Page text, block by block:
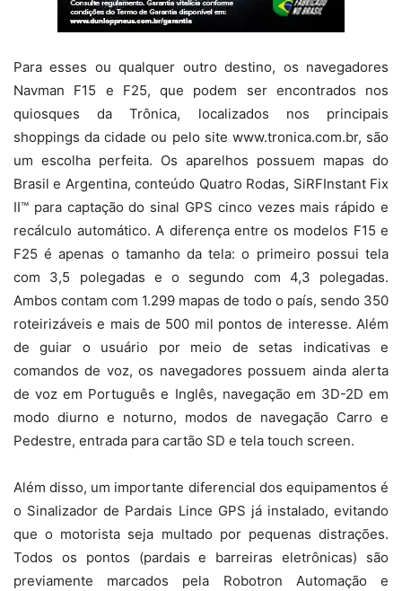
Para esses ou qualquer outro destino, os navegadores
Navman F15 e F25, que podem ser encontrados nos
quiosques da Trônica, localizados nos principais
shoppings da cidade ou pelo site www.tronica.com.br, são
um escolha perfeita. Os aparelhos possuem mapas do
Brasil e Argentina, conteúdo Quatro Rodas, SiRFInstant Fix
II™ para captação do sinal GPS cinco vezes mais rápido e
recálculo automático. A diferença entre os modelos F15 e
F25 é apenas o tamanho da tela: o primeiro possui tela
com 3,5 polegadas e o segundo com 4,3 polegadas.
Ambos contam com 1.299 mapas de todo o país, sendo 350
roteirizáveis e mais de 500 mil pontos de interesse. Além
de guiar o usuário por meio de setas indicativas e
comandos de voz, os navegadores possuem ainda alerta
de voz em Português e Inglês, navegação em 3D-2D em
modo diurno e noturno, modos de navegação Carro e
Pedestre, entrada para cartão SD e tela touch screen.
Além disso, um importante diferencial dos equipamentos é
o Sinalizador de Pardais Lince GPS já instalado, evitando
que o motorista seja multado por pequenas distrações.
Todos os pontos (pardais e barreiras eletrônicas) são
previamente marcados pela Robotron Automação e